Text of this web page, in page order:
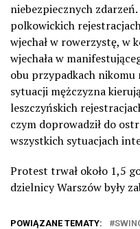
niebezpiecznych
polkowickich
wjechał w rowerzystę, w
wjechała w
obu przypadkach nikomu
sytuacji mężczyzna
leszczyńskich
czym doprowadził do
wszystkich sytuacjach
Protest trwał około 1,5
dzielnicy Warszów były
POWIĄZANE TEMATY: